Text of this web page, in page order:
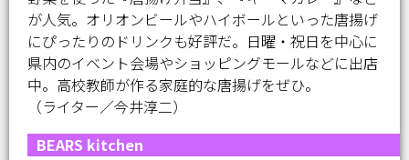
が人気。オリオンビールやハイボールといった唐揚げ
にぴったりのドリンクも好評だ。日曜・祝日を中心に
県内のイベント会場やショッピングモールなどに出店
中。高校教師が作る家庭的な唐揚げをぜひ。
（ライター／今井淳二）
BEARS kitchen